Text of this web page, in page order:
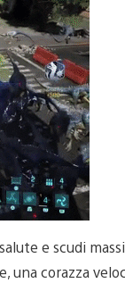
e scudi
una corazza